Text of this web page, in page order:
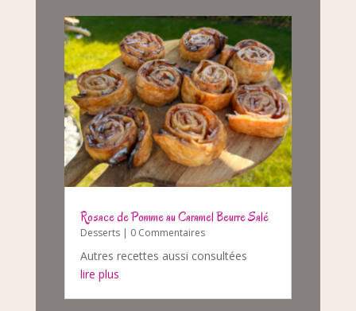
Rosace de Pomme au Caramel Beurre Salé
Desserts| 0 Commentaires
Autres recettes aussi consultées
lire plus